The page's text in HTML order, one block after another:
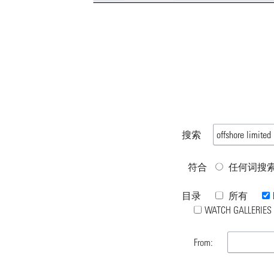
搜索
符合 任何词搜
目录 所有
WATCH GALLERIES
From: